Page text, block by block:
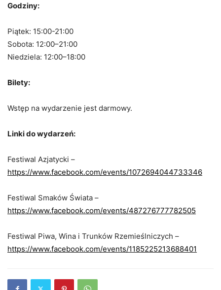
Godziny:
Piątek: 15:00-21:00
Sobota: 12:00–21:00
Niedziela: 12:00–18:00
Bilety:
Wstęp na wydarzenie jest darmowy.
Linki do wydarzeń:
Festiwal Azjatycki –
https://www.facebook.com/events/1072694044733346
Festiwal Smaków Świata –
https://www.facebook.com/events/487276777782505
Festiwal Piwa, Wina i Trunków Rzemieślniczych –
https://www.facebook.com/events/1185225213688401